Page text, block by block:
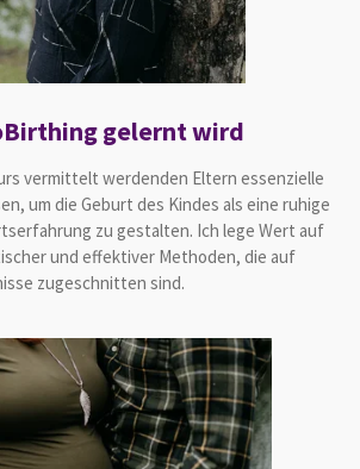
gelernt wird
vermittelt werdenden Eltern essenzielle
um die Geburt des Kindes als eine ruhige
zu gestalten. Ich lege Wert auf
und effektiver Methoden, die auf
zugeschnitten sind.